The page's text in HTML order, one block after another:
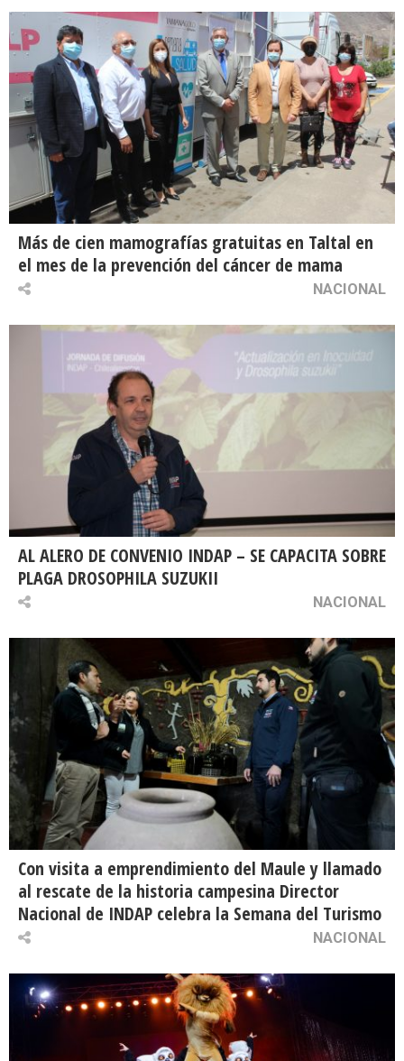
Más de cien mamografías gratuitas en Taltal en
el mes de la prevención del cáncer de mama
NACIONAL
AL ALERO DE CONVENIO INDAP – SE CAPACITA SOBRE
PLAGA DROSOPHILA SUZUKII
NACIONAL
Con visita a emprendimiento del Maule y llamado
al rescate de la historia campesina Director
Nacional de INDAP celebra la Semana del Turismo
NACIONAL